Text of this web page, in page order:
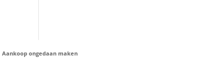
Aankoop ongedaan maken